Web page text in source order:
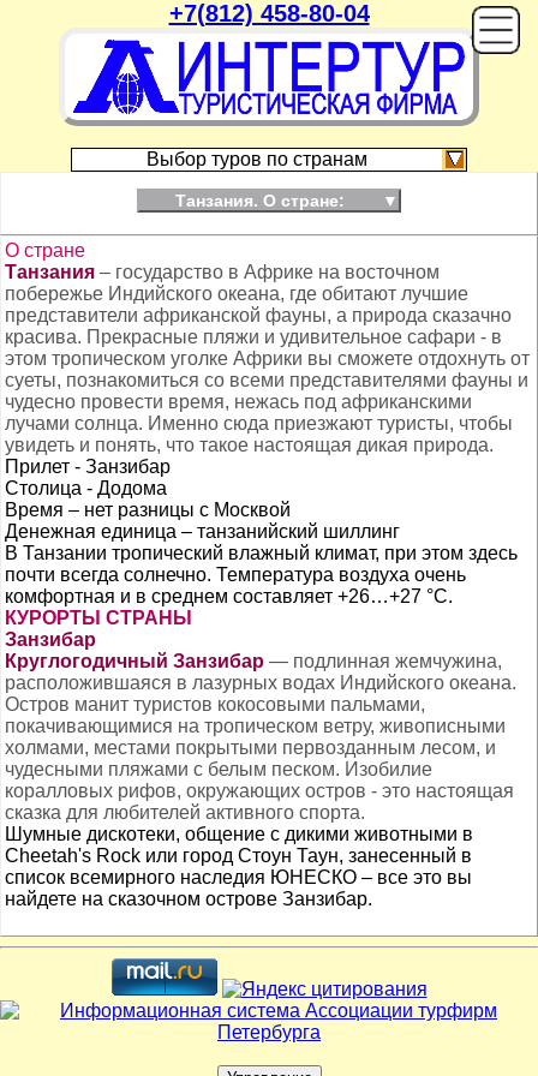
+7(812) 458-80-04
Выбор туров по странам
Танзания. О стране: ▼
О стране
Танзания – государство в Африке на восточном
побережье Индийского океана, где обитают лучшие
представители африканской фауны, а природа сказачно
красива. Прекрасные пляжи и удивительное сафари - в
этом тропическом уголке Африки вы сможете отдохнуть от
суеты, познакомиться со всеми представителями фауны и
чудесно провести время, нежась под африканскими
лучами солнца. Именно сюда приезжают туристы, чтобы
увидеть и понять, что такое настоящая дикая природа.
Прилет - Занзибар
Столица - Додома
Время – нет разницы с Москвой
Денежная единица – танзанийский шиллинг
В Танзании тропический влажный климат, при этом здесь
почти всегда солнечно. Температура воздуха очень
комфортная и в среднем составляет +26…+27 °C.
КУРОРТЫ СТРАНЫ
Занзибар
Круглогодичный Занзибар — подлинная жемчужина,
расположившаяся в лазурных водах Индийского океана.
Остров манит туристов кокосовыми пальмами,
покачивающимися на тропическом ветру, живописными
холмами, местами покрытыми первозданным лесом, и
чудесными пляжами с белым песком. Изобилие
коралловых рифов, окружающих остров - это настоящая
сказка для любителей активного спорта.
Шумные дискотеки, общение с дикими животными в
Cheetah's Rock или город Стоун Таун, занесенный в
список всемирного наследия ЮНЕСКО – все это вы
найдете на сказочном острове Занзибар.